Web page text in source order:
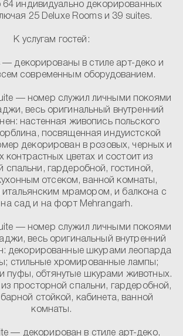
64 индивидуально декорированных
25 Deluxe Rooms и 39 suites.
К услугам гостей:
— декорированы в стиле арт-деко и
современным оборудованием.
— номер служил личными покоями
весь оригинальный внутренний
настенная живопись польского
посвященная индуистской
декорирован в розовых, черных и
контрастных цветах и состоит из
спальни, гардеробной, гостиной,
отсеком, ванной комнаты,
итальянским мрамором, и балкона с
сад и на форт Mehrangarh.
— номер служил личными покоями
весь оригинальный внутренний
декорированные шкурами леопарда
стильные хромированные лампы;
пуфы, обтянутые шкурами животных.
просторной спальни, гардеробной,
стойкой, кабинета, ванной
комнаты.
— декорирован в cтиле арт-деко,